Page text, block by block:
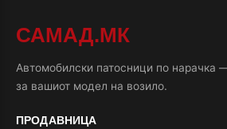
САМАД.МК
Автомобилски патосници по нарачка
за вашиот модел на возило.
ПРОДАВНИЦА